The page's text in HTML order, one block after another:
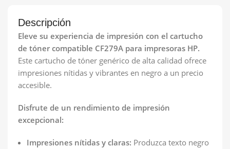
Descripción
Eleve su experiencia de impresión con el cartucho
de tóner compatible CF279A para impresoras HP.
Este cartucho de tóner genérico de alta calidad ofrece
impresiones nítidas y vibrantes en negro a un precio
accesible.
Disfrute de un rendimiento de impresión
excepcional:
Impresiones nítidas y claras: Produzca texto negro